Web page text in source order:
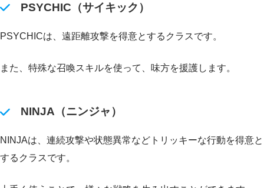
PSYCHIC（サイキック）
PSYCHICは、遠距離攻撃を得意とするクラスです。
また、特殊な召喚スキルを使って、味方を援護します。
NINJA（ニンジャ）
NINJAは、連続攻撃や状態異常などトリッキーな行動を得意と
するクラスです。